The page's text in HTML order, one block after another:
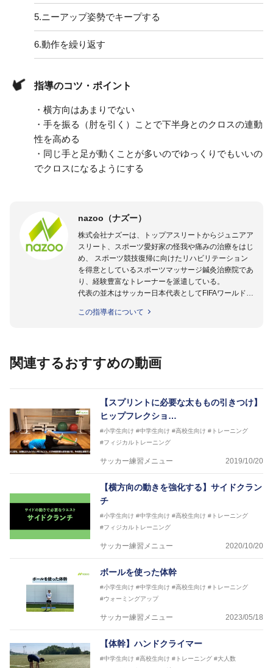
5.ニーアップ姿勢でキープする
6.動作を繰り返す
指導のコツ・ポイント
・横方向はあまりでない
・手を振る（肘を引く）ことで下半身とのクロスの連動
性を高める
・同じ手と足が動くことが多いのでゆっくりでもいいの
でクロスになるようにする
nazoo（ナズー）
株式会社ナズーは、トップアスリートからジュニアア
スリート、スポーツ愛好家の怪我や痛みの治療をはじ
め、 スポーツ競技復帰に向けたリハビリテーション
を得意としているスポーツマッサージ鍼灸治療院であ
り、経験豊富なトレーナーを派遣している。
代表の並木はサッカー日本代表としてFIFAワールドカ
のほかU-23日本代表のアスレティックトレーナーと
世代のサッカーを中心に、WJBL、社会人ラグビー、
を派遣している。
さらには講演会やセミナー、専門学校などの教育機関
に講師を派遣するなど後進育成にも力を入れている。
「一人一人の健康な人生をサポートする」を企業理念
として掲げ、世の中の人々の『健康』をあらゆる方向
からサポートし、一人一人の「楽しく、豊かに、生き
生きと」生きる、そんな『健康な人生』をサポートし
この指導者について
関連するおすすめの動画
【スプリントに必要な太ももの引きつけ】
ヒップフレクショ…
#小学生向け #中学生向け #高校生向け #トレーニング
#フィジカルトレーニング
サッカー練習メニュー 2019/10/20
【横方向の動きを強化する】サイドクラン
チ
#小学生向け #中学生向け #高校生向け #トレーニング
#フィジカルトレーニング
サッカー練習メニュー 2020/10/20
ボールを使った体幹
#小学生向け #中学生向け #高校生向け #トレーニング
#ウォーミングアップ
サッカー練習メニュー 2023/05/18
【体幹】ハンドクライマー
#中学生向け #高校生向け #トレーニング #大人数